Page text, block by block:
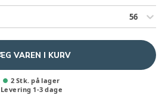
56
VAREN I KURV
2 Stk. på lager
Levering 1-3 dage